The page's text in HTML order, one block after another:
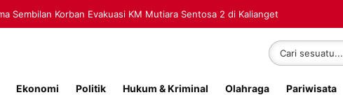
Sembilan Korban Evakuasi KM Mutiara Sentosa 2 di Kalianget
Ekonomi Politik Hukum & Kriminal Olahraga Pariwisata